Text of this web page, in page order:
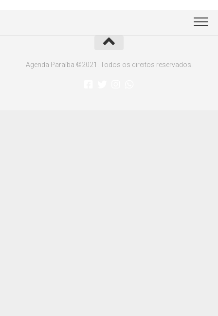
Agenda Paraíba ©2021. Todos os direitos reservados.